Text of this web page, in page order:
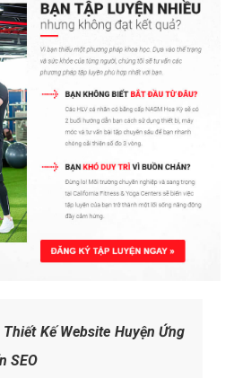
Thiết Kế Website Huyện Ứng
SEO